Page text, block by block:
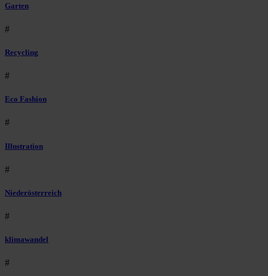
Garten
#
Recycling
#
Eco Fashion
#
Illustration
#
Niederösterreich
#
klimawandel
#